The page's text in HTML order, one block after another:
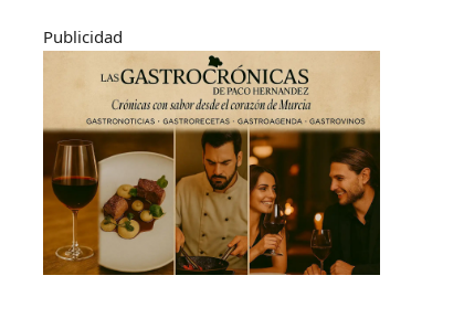
Publicidad